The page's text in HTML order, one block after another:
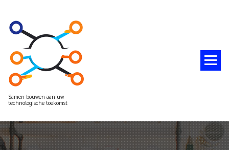
Samen bouwen aan uw
technologische toekomst